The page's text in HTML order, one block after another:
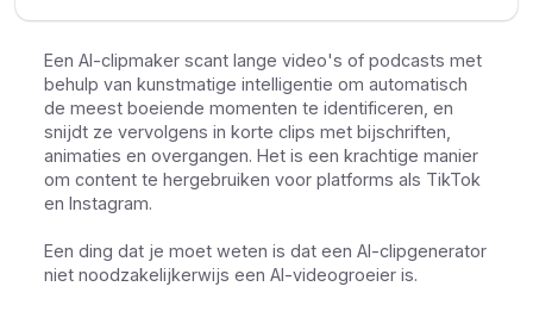
Een AI-clipmaker scant lange video's of podcasts met
behulp van kunstmatige intelligentie om automatisch
de meest boeiende momenten te identificeren, en
snijdt ze vervolgens in korte clips met bijschriften,
animaties en overgangen. Het is een krachtige manier
om content te hergebruiken voor platforms als TikTok
en Instagram.
Een ding dat je moet weten is dat een AI-clipgenerator
niet noodzakelijkerwijs een AI-videogroeier is.